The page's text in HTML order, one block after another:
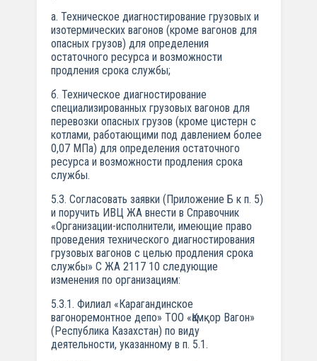
а. Техническое диагностирование грузовых и
изотермических вагонов (кроме вагонов для
опасных грузов) для определения
остаточного ресурса и возможности
продления срока службы;
б. Техническое диагностирование
специализированных грузовых вагонов для
перевозки опасных грузов (кроме цистерн с
котлами, работающими под давлением более
0,07 МПа) для определения остаточного
ресурса и возможности продления срока
службы.
5.3. Согласовать заявки (Приложение Б к п. 5)
и поручить ИВЦ ЖА внести в Справочник
«Организации-исполнители, имеющие право
проведения технического диагностирования
грузовых вагонов с целью продления срока
службы» С ЖА 2117 10 следующие
изменения по организациям:
5.3.1. Филиал «Карагандинское
вагоноремонтное депо» ТОО «Қамқор Вагон»
(Республика Казахстан) по виду
деятельности, указанному в п. 5.1.